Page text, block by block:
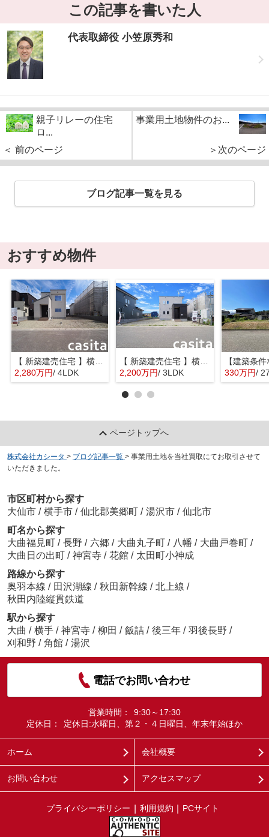
この記事を書いた人
代表取締役 小笠原秀和
親子リレーの住宅
ロ...
＜ 前のページ
事業用土地物件のお...
＞次のページ
ブログ記事一覧を見る
おすすめ物件
【 新築建売住宅 】横手市八幡字長者町No58 横手北小学校区のオール電化 4LDK
2,280万円/ 4LDK
【 新築建売住宅 】横手市八幡字長者町No50 横手北小学校区のオール電化 3LDK
2,200万円/ 3LDK 330万円/
ページトップへ
株式会社カシータ > ブログ記事一覧 > 事業用土地を当社買取にてお取引させて
いただきました。
市区町村から探す
大仙市 / 横手市 / 仙北郡美郷町 / 湯沢市 / 仙北市
町名から探す
大曲福見町 / 長野 / 六郷 / 大曲丸子町 / 八幡 / 大曲戸巻町 /
大曲日の出町 / 神宮寺 / 花館 / 太田町小神成
路線から探す
奥羽本線 / 田沢湖線 / 秋田新幹線 / 北上線 /
秋田内陸縦貫鉄道
駅から探す
大曲 / 横手 / 神宮寺 / 柳田 / 飯詰 / 後三年 / 羽後長野 /
刈和野 / 角館 / 湯沢
電話でお問い合わせ
営業時間：
9:30～17:30
定休日：
定休日:水曜日、第２・４日曜日、年末年始ほか
ホーム 会社概要
お問い合わせ アクセスマップ
プライバシーポリシー 利用規約 PCサイト